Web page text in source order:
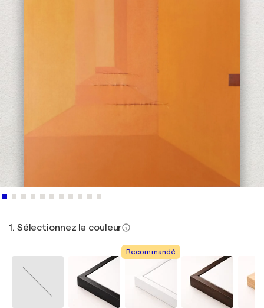
1. Sélectionnez la couleur
Recommandé